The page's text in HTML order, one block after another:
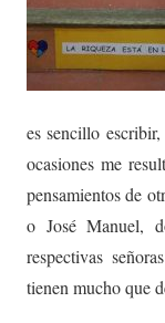
es sencillo
ocasiones me
pensamientos de
o José Manuel,
respectivas
tienen mucho que